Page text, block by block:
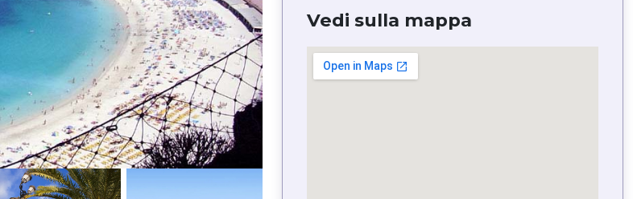
Vedi sulla mappa